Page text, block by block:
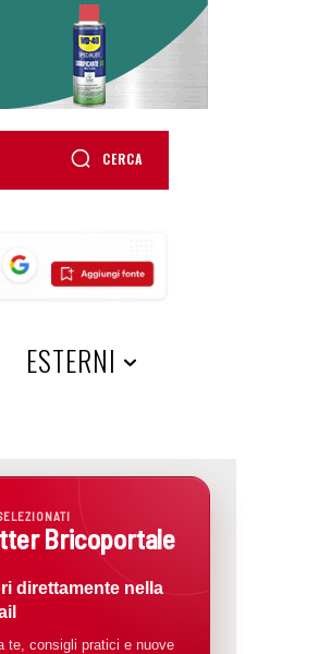
CERCA
ESTERNI
Bricoportale
direttamente nella
te, consigli pratici e nuove